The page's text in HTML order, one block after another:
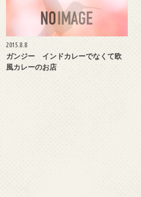
2015.8.8
ガンジー インドカレーでなくて欧
風カレーのお店